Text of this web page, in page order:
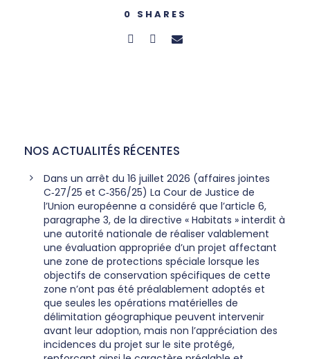
0 SHARES
NOS ACTUALITÉS RÉCENTES
Dans un arrêt du 16 juillet 2026 (affaires jointes
C‑27/25 et C‑356/25) La Cour de Justice de
l’Union européenne a considéré que l’article 6,
paragraphe 3, de la directive « Habitats » interdit à
une autorité nationale de réaliser valablement
une évaluation appropriée d’un projet affectant
une zone de protections spéciale lorsque les
objectifs de conservation spécifiques de cette
zone n’ont pas été préalablement adoptés et
que seules les opérations matérielles de
délimitation géographique peuvent intervenir
avant leur adoption, mais non l’appréciation des
incidences du projet sur le site protégé,